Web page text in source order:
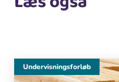
Undervisningsforløb